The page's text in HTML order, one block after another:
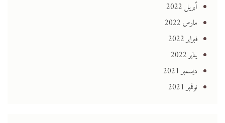
أبريل 2022
مارس 2022
فبراير 2022
يناير 2022
ديسمبر 2021
نوفمبر 2021